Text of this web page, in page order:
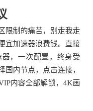
限制的痛苦，别走我走
宜加速器浪费钱。直接
，一次配置，终身受
国内节点，点击连接，
内容全部解锁，4K画